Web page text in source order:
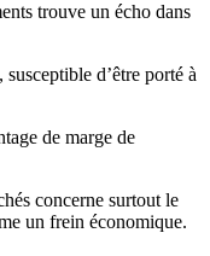
trouve un écho dans
d’être porté à
de marge de
concerne surtout le
un frein économique.